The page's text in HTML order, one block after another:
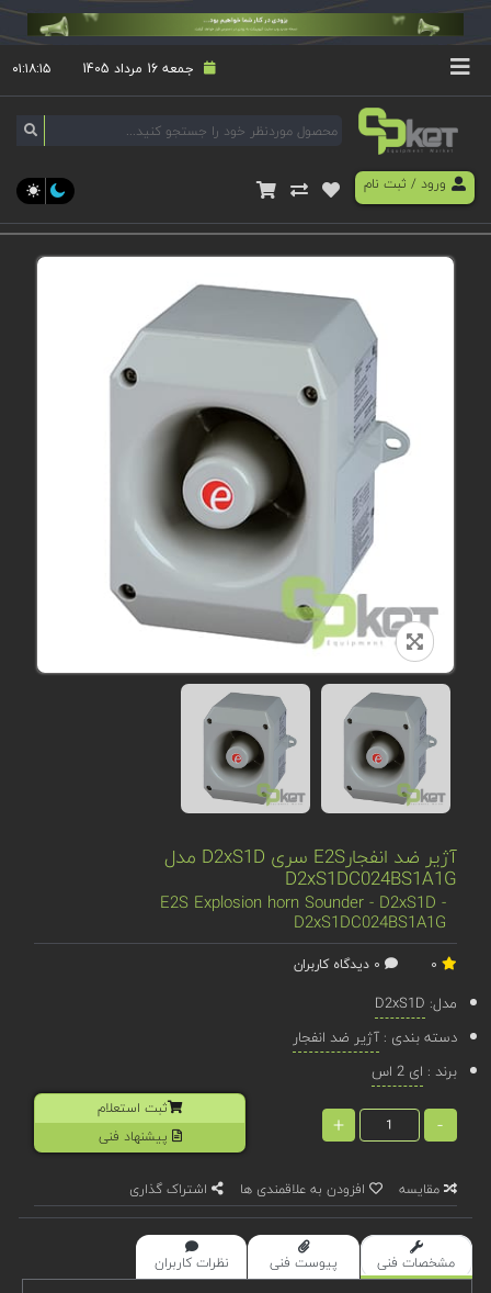
جمعه 16 مرداد 1405 ۰۱:۱۸:۱۵
ورود/ ثبت نام
آژیر ضد انفجارE2S سری D2xS1D مدل
D2xS1DC024BS1A1G
E2S Explosion horn Sounder - D2xS1D -
D2xS1DC024BS1A1G
مدل: D2xS1D
دسته بندی :آژیر ضد انفجار
برند : ای 2 اس
-
+
ثبت استعلام
پیشنهاد فنی
مقایسه افزودن به علاقمندی ها اشتراک گذاری
مشخصات فنی پیوست فنی نظرات کاربران